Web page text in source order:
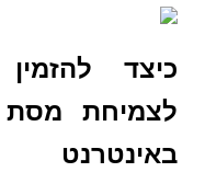
כיצד
באינטרנט